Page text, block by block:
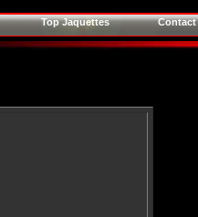
Top Jaquettes Contact